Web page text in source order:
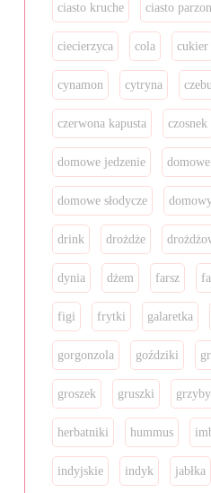
ciasto kruche ciasto
ciecierzyca cola cukier
cynamon cytryna
czerwona kapusta czosnek
domowe jedzenie
domowe słodycze
drink drożdże
dynia dżem farsz
figi frytki galaretka
gorgonzola goździki
groszek gruszki grzyby
herbatniki hummus
indyjskie indyk jabłka